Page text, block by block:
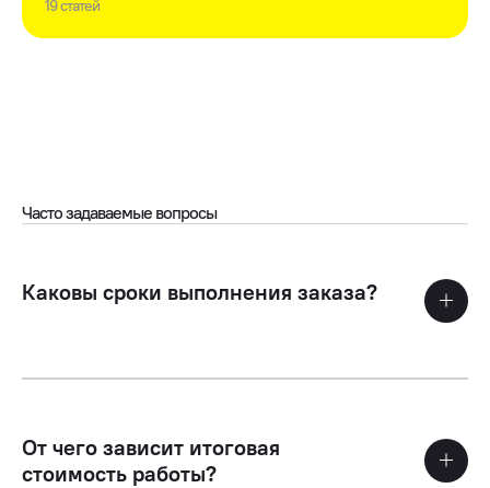
19 статей
Часто задаваемые вопросы
Каковы сроки выполнения заказа?
От чего зависит итоговая
стоимость работы?